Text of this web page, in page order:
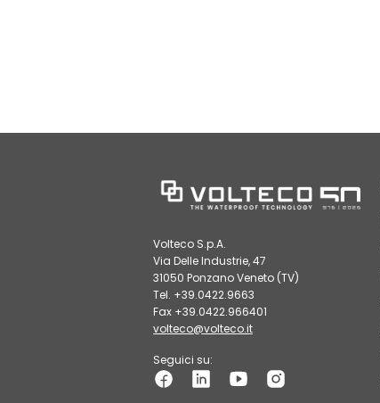
Volteco S.p.A.
Via Delle Industrie, 47
31050 Ponzano Veneto (TV)
Tel. +39.0422.9663
Fax +39.0422.966401
volteco@volteco.it
Seguici su: